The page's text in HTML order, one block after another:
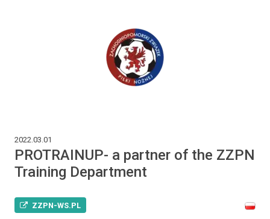
2022.03.01
PROTRAINUP- a partner of the ZZPN
Training Department
ZZPN-WS.PL